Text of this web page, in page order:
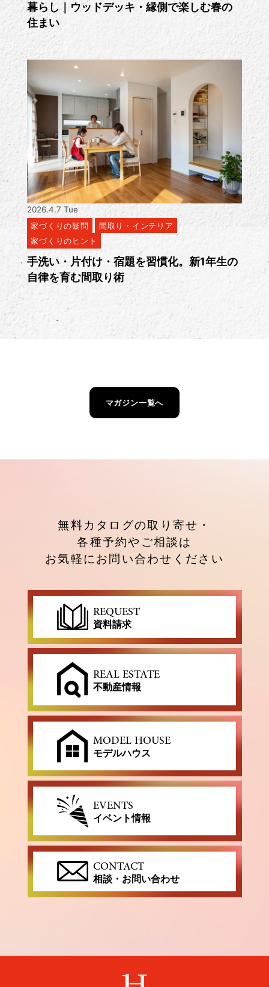
暮らし｜ウッドデッキ・縁側で楽しむ春の
住まい
2026.4.7 Tue
家づくりの疑問
間取り・インテリア
家づくりのヒント
手洗い・片付け・宿題を習慣化。新1年生の
自律を育む間取り術
マガジン一覧へ
無料カタログの取り寄せ・
各種予約やご相談は
お気軽にお問い合わせください
REQUEST
資料請求
REAL ESTATE
不動産情報
MODEL HOUSE
モデルハウス
EVENTS
イベント情報
CONTACT
相談・お問い合わせ